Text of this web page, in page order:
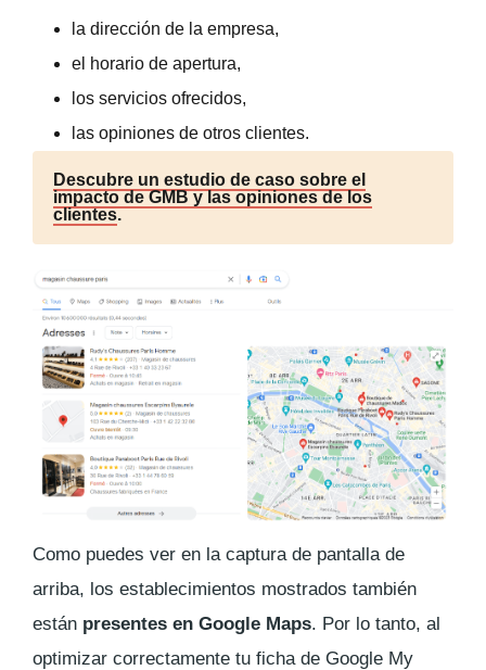
la dirección de la empresa,
el horario de apertura,
los servicios ofrecidos,
las opiniones de otros clientes.
Descubre un estudio de caso sobre el
impacto de GMB y las opiniones de los
clientes.
Como puedes ver en la captura de pantalla de
arriba, los establecimientos mostrados también
están presentes en Google Maps. Por lo tanto, al
optimizar correctamente tu ficha de Google My